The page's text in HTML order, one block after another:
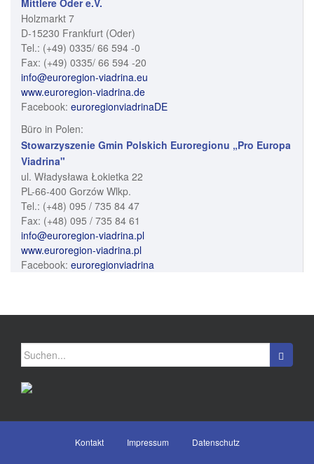
Holzmarkt 7
D-15230 Frankfurt (Oder)
Tel.: (+49) 0335/ 66 594 -0
Fax: (+49) 0335/ 66 594 -20
info@euroregion-viadrina.eu
www.euroregion-viadrina.de
Facebook: euroregionviadrinaDE
Büro in Polen:
Stowarzyszenie Gmin Polskich Euroregionu „Pro Europa
Viadrina"
ul. Władysława Łokietka 22
PL-66-400 Gorzów Wlkp.
Tel.: (+48) 095 / 735 84 47
Fax: (+48) 095 / 735 84 61
info@euroregion-viadrina.pl
www.euroregion-viadrina.pl
Facebook: euroregionviadrina
Kontakt Impressum Datenschutz